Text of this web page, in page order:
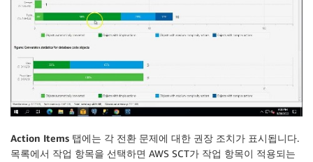
Action Items 탭에는 각 전환 문제에 대한 권장 조치가 표시됩니다.
목록에서 작업 항목을 선택하면 AWS SCT가 작업 항목이 적용되는